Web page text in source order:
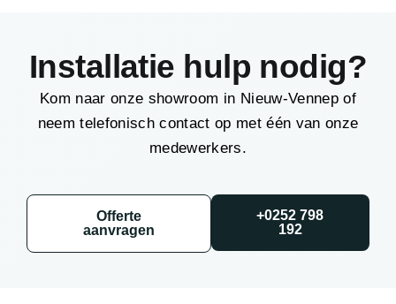
Installatie hulp nodig?
Kom naar onze showroom in Nieuw-Vennep of
neem telefonisch contact op met één van onze
medewerkers.
Offerte
aanvragen
+0252 798
192